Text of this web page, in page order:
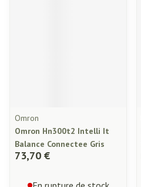
Omron
Omron Hn300t2 Intelli It
Balance Connectee Gris
73,70 €